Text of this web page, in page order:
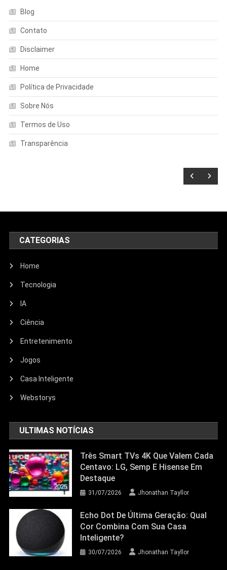
Blog
Contato
Disclaimer
Home
Política de Privacidade
Sobre Nós
Termos de Uso
Transparência
Echo Dot: Guia Completo Para
Escolher O Smart Speaker Ideal Na
Nova Oferta Da Amazon
CATEGORIAS
Home
Tecnologia
IA
Ciência
Entretenimento
Jogos
Casa Inteligente
Webstorys
ULTIMAS NOTÍCIAS
Três Smart TVs 4K Que Valem Cada
Centavo: LG, Semp E Hisense Em
Destaque
31/07/2026 Jhonathan Tayllor
Echo Dot De Última Geração: Qual
Cor Combina Com Sua Casa
Inteligente?
30/07/2026 Jhonathan Tayllor